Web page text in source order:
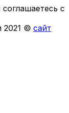
с
2021 © сайт